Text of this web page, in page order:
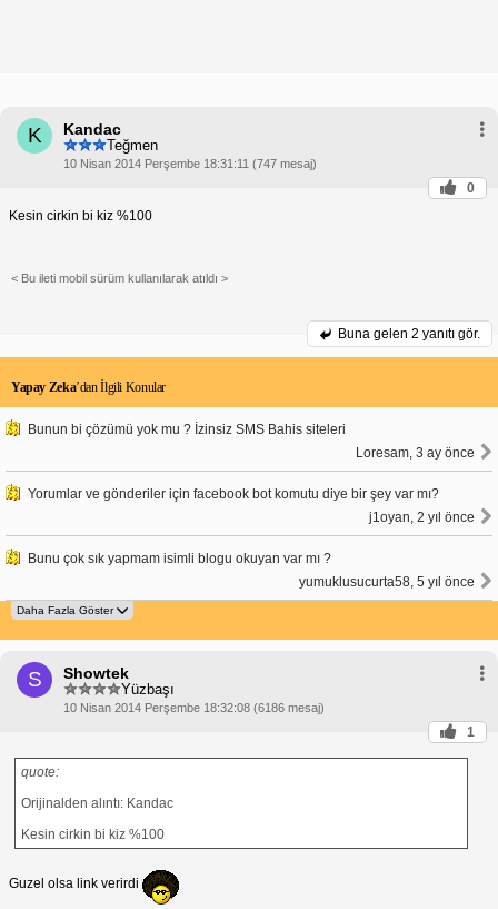
K Kandac
Teğmen
10 Nisan 2014 Perşembe 18:31:11 (747 mesaj)
0
Kesin cirkin bi kiz %100
< Bu ileti mobil sürüm kullanılarak atıldı >
Buna gelen 2 yanıtı gör.
Yapay Zeka’dan İlgili Konular
Bunun bi çözümü yok mu ? İzinsiz SMS Bahis siteleri
Loresam, 3 ay önce
Yorumlar ve gönderiler için facebook bot komutu diye bir şey var mı?
j1oyan, 2 yıl önce
Bunu çok sık yapmam isimli blogu okuyan var mı ?
yumuklusucurta58, 5 yıl önce
S Showtek
Yüzbaşı
10 Nisan 2014 Perşembe 18:32:08 (6186 mesaj)
1
quote:
Orijinalden alıntı: Kandac
Kesin cirkin bi kiz %100
Guzel olsa link verirdi